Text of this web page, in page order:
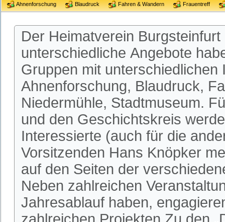
Ahnenforschung Blaudruck Fahren & Wandern Frauentreff
Der Heimatverein
unterschiedliche Angebote
Gruppen mit
Ahnenforschung, Blaudruck,
Niedermühle, Stadtmuseum.
und den Geschichtskreis
Interessierte (auch für die
Vorsitzenden Hans Knöpker
auf den Seiten der
Neben zahlreichen
Jahresablauf haben,